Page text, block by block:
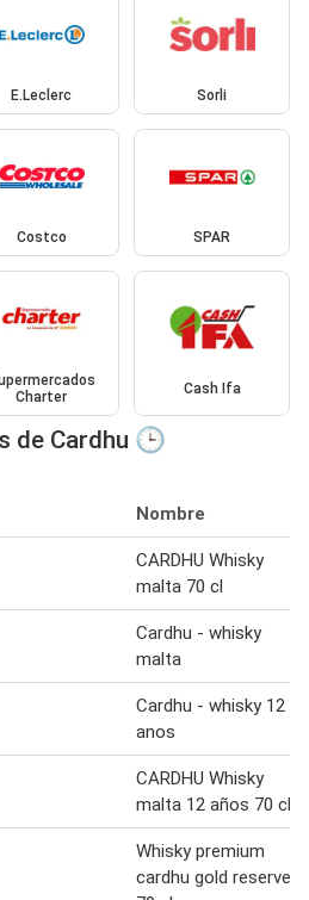
E.Leclerc Sorli
Costco SPAR
Charter
Cash Ifa
de Cardhu 🕒
Nombre
CARDHU Whisky
malta 70 cl
Cardhu - whisky
malta
Cardhu - whisky 12
anos
CARDHU Whisky
malta 12 años 70 cl
Whisky premium
cardhu gold reserve